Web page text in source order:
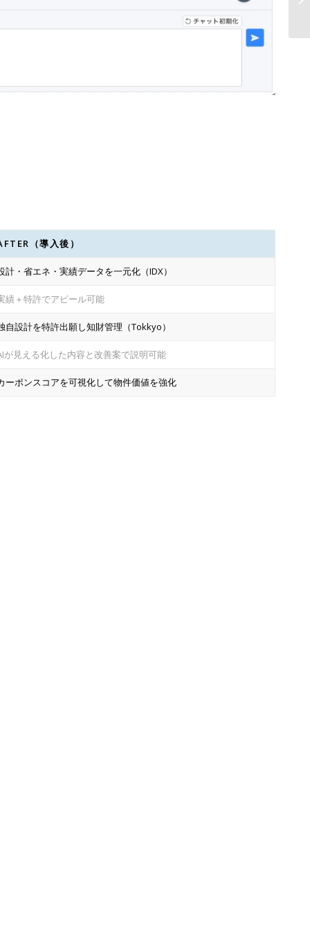
（導入後）
計・省エネ・実績データを一元化（IDX）
績＋特許でアピール可能
自設計を特許出願し知財管理（Tokkyo）
が見える化した内容と改善案で説明可能
ーボンスコアを可視化して物件価値を強化